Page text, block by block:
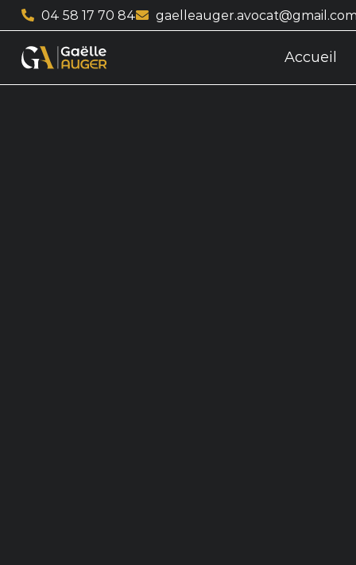
04 58 17 70 84
Accueil